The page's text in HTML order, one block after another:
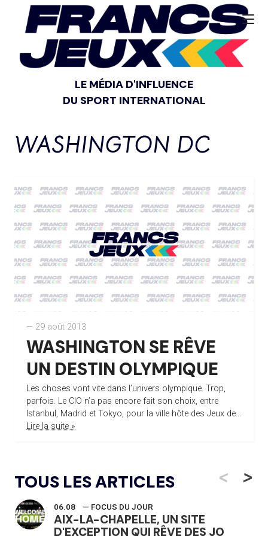
LE MÉDIA D'INFLUENCE
DU SPORT INTERNATIONAL
WASHINGTON DC
— 29 août 2013
WASHINGTON SE RÊVE
UN DESTIN OLYMPIQUE
Les choses vont vite dans l’univers olympique. Trop,
parfois. Le CIO n’a pas encore fait son choix, entre
Istanbul, Madrid et Tokyo, pour la ville hôte des Jeux de...
Lire la suite »
TOUS LES ARTICLES <
06.08 — FOCUS DU JOUR
AIX-LA-CHAPELLE, UN SITE
D'EXCEPTION QUI RÊVE DES JO
>